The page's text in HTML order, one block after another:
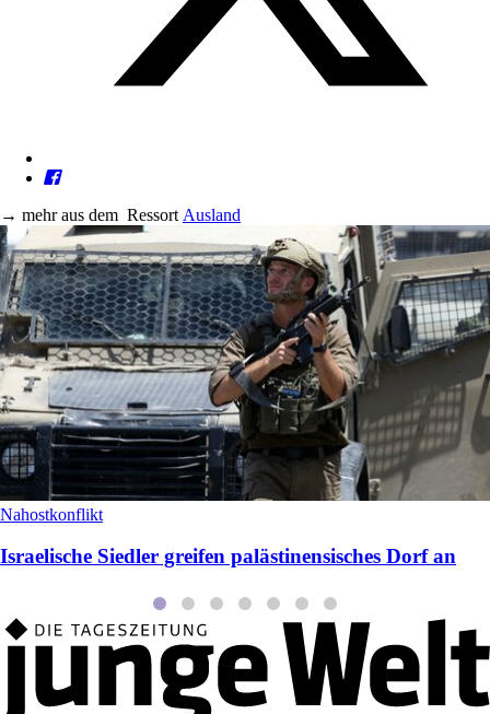
→ mehr aus dem Ressort Ausland
Nahostkonflikt
Israelische Siedler greifen palästinensisches Dorf an